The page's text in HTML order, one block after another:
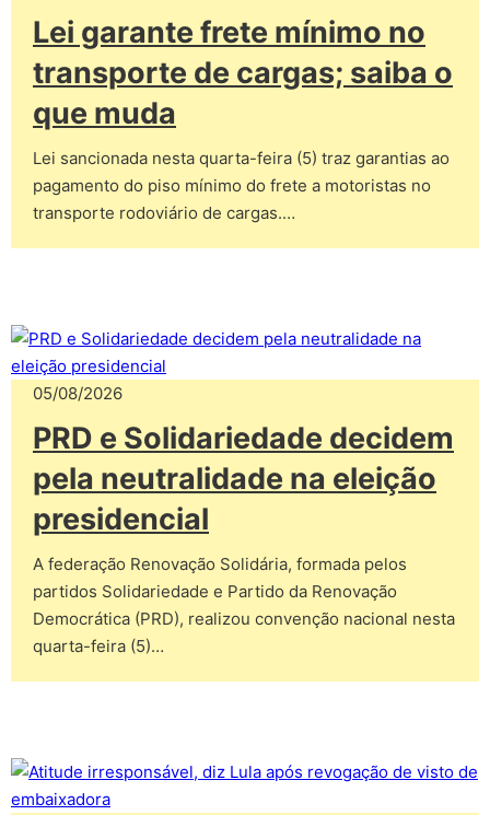
Lei garante frete mínimo no
transporte de cargas; saiba o
que muda
Lei sancionada nesta quarta-feira (5) traz garantias ao
pagamento do piso mínimo do frete a motoristas no
transporte rodoviário de cargas.…
05/08/2026
PRD e Solidariedade decidem
pela neutralidade na eleição
presidencial
A federação Renovação Solidária, formada pelos
partidos Solidariedade e Partido da Renovação
Democrática (PRD), realizou convenção nacional nesta
quarta-feira (5)…